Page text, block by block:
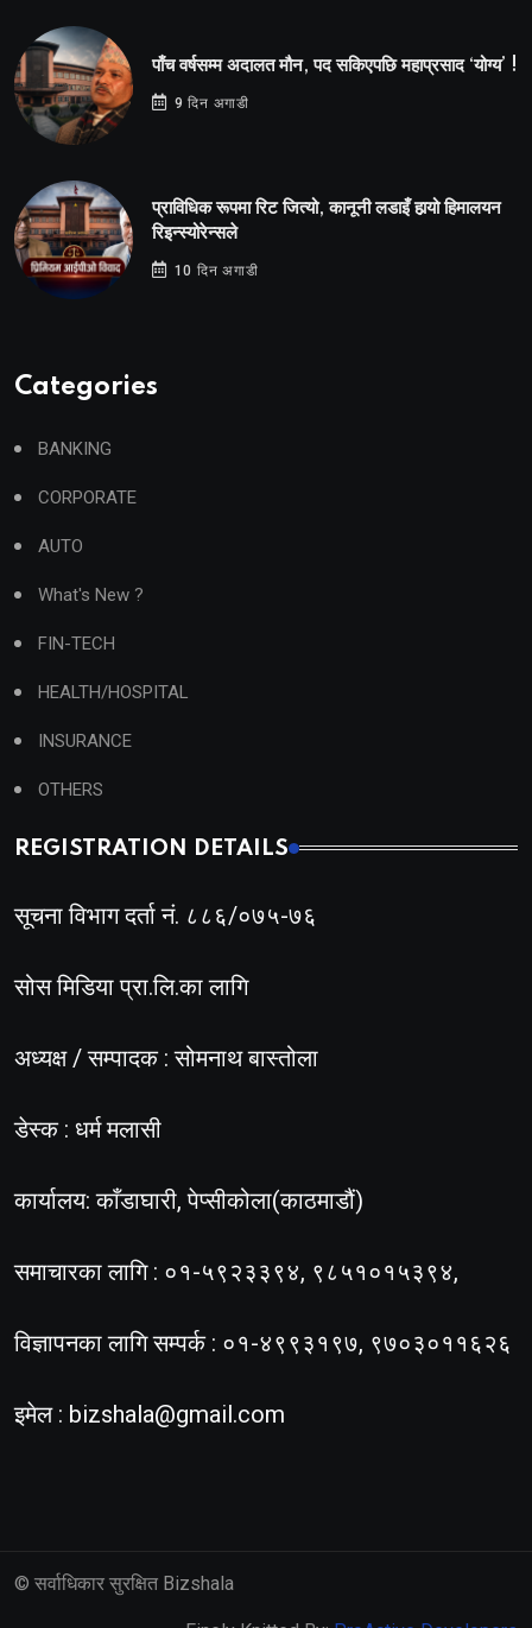
पाँच वर्षसम्म अदालत मौन, पद सकिएपछि महाप्रसाद ‘योग्य’ !
9 दिन अगाडी
प्राविधिक रूपमा रिट जित्यो, कानूनी लडाइँ हार्‍यो हिमालयन
रिइन्स्योरेन्सले
10 दिन अगाडी
Categories
BANKING
CORPORATE
AUTO
What's New ?
FIN-TECH
HEALTH/HOSPITAL
INSURANCE
OTHERS
REGISTRATION DETAILS
सूचना विभाग दर्ता नं. ८८६/०७५-७६
सोस मिडिया प्रा.लि.का लागि
अध्यक्ष / सम्पादक : सोमनाथ बास्तोला
डेस्क : धर्म मलासी
कार्यालय: काँडाघारी, पेप्सीकोला(काठमाडौं)
समाचारका लागि : ०१-५९२३३९४, ९८५१०१५३९४,
विज्ञापनका लागि सम्पर्क : ०१-४९९३१९७, ९७०३०११६२६
इमेल : bizshala@gmail.com
© सर्वाधिकार सुरक्षित Bizshala